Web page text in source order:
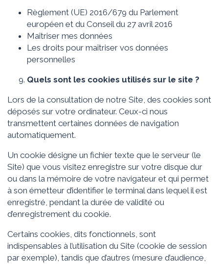
Règlement (UE) 2016/679 du Parlement
européen et du Conseil du 27 avril 2016
Maîtriser mes données
Les droits pour maîtriser vos données
personnelles
Quels sont les cookies utilisés sur le site ?
Lors de la consultation de notre Site, des cookies sont
déposés sur votre ordinateur. Ceux-ci nous
transmettent certaines données de navigation
automatiquement.
Un cookie désigne un fichier texte que le serveur (le
Site) que vous visitez enregistre sur votre disque dur
ou dans la mémoire de votre navigateur et qui permet
à son émetteur d’identifier le terminal dans lequel il est
enregistré, pendant la durée de validité ou
d’enregistrement du cookie.
Certains cookies, dits fonctionnels, sont
indispensables à l’utilisation du Site (cookie de session
par exemple), tandis que d’autres (mesure d’audience,